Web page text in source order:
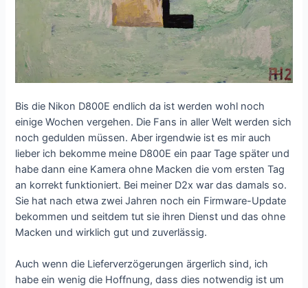
Bis die Nikon D800E endlich da ist werden wohl noch
einige Wochen vergehen. Die Fans in aller Welt werden sich
noch gedulden müssen. Aber irgendwie ist es mir auch
lieber ich bekomme meine D800E ein paar Tage später und
habe dann eine Kamera ohne Macken die vom ersten Tag
an korrekt funktioniert. Bei meiner D2x war das damals so.
Sie hat nach etwa zwei Jahren noch ein Firmware-Update
bekommen und seitdem tut sie ihren Dienst und das ohne
Macken und wirklich gut und zuverlässig.
Auch wenn die Lieferverzögerungen ärgerlich sind, ich
habe ein wenig die Hoffnung, dass dies notwendig ist um